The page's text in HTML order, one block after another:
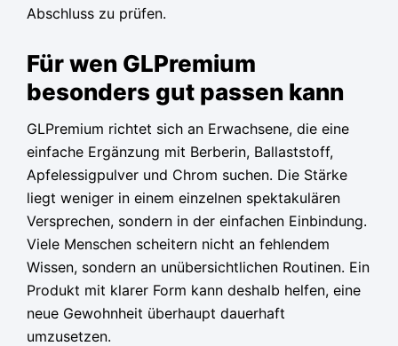
Abschluss zu prüfen.
Für wen GLPremium
besonders gut passen kann
GLPremium richtet sich an Erwachsene, die eine
einfache Ergänzung mit Berberin, Ballaststoff,
Apfelessigpulver und Chrom suchen. Die Stärke
liegt weniger in einem einzelnen spektakulären
Versprechen, sondern in der einfachen Einbindung.
Viele Menschen scheitern nicht an fehlendem
Wissen, sondern an unübersichtlichen Routinen. Ein
Produkt mit klarer Form kann deshalb helfen, eine
neue Gewohnheit überhaupt dauerhaft
umzusetzen.